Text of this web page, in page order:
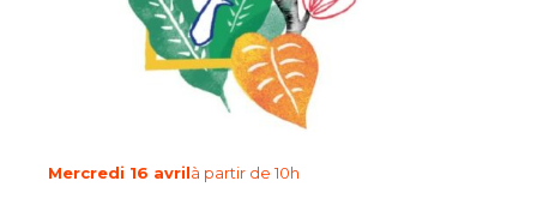
Mercredi 16 avrilà partir de 10h